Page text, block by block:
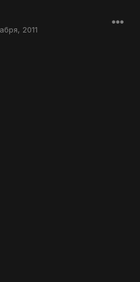
2011